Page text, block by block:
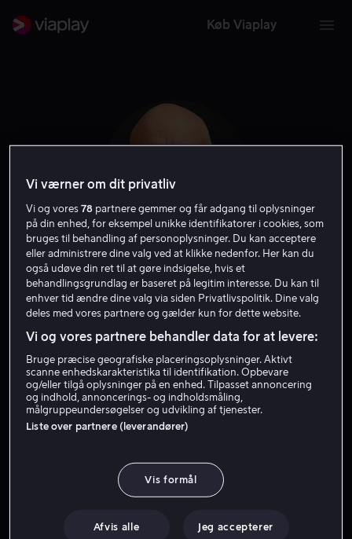
Køb Viaplay
Alex Gibney
Filmproducent
Instruktør
Vi værner om dit privatliv
Vi og vores78 partnere gemmer og får adgang til oplysninger
på din enhed, for eksempel unikke identifikatorer i cookies, som
bruges til behandling af personoplysninger. Du kan acceptere
eller administrere dine valg ved at klikke nedenfor. Her kan du
også udøve din ret til at gøre indsigelse, hvis et
behandlingsgrundlag er baseret på legitim interesse. Du kan til
enhver tid ændre dine valg via siden Privatlivspolitik. Dine valg
deles med vores partnere og gælder kun for dette website.
Vi og vores partnere behandler data for at levere:
Bruge præcise geografiske placeringsoplysninger. Aktivt
scanne enhedskarakteristika til identifikation. Opbevare
og/eller tilgå oplysninger på en enhed. Tilpasset annoncering
og indhold, annoncerings- og indholdsmåling,
målgruppeundersøgelser og udvikling af tjenester.
Liste over partnere (leverandører)
Vis formål
Afvis alle Jeg accepterer